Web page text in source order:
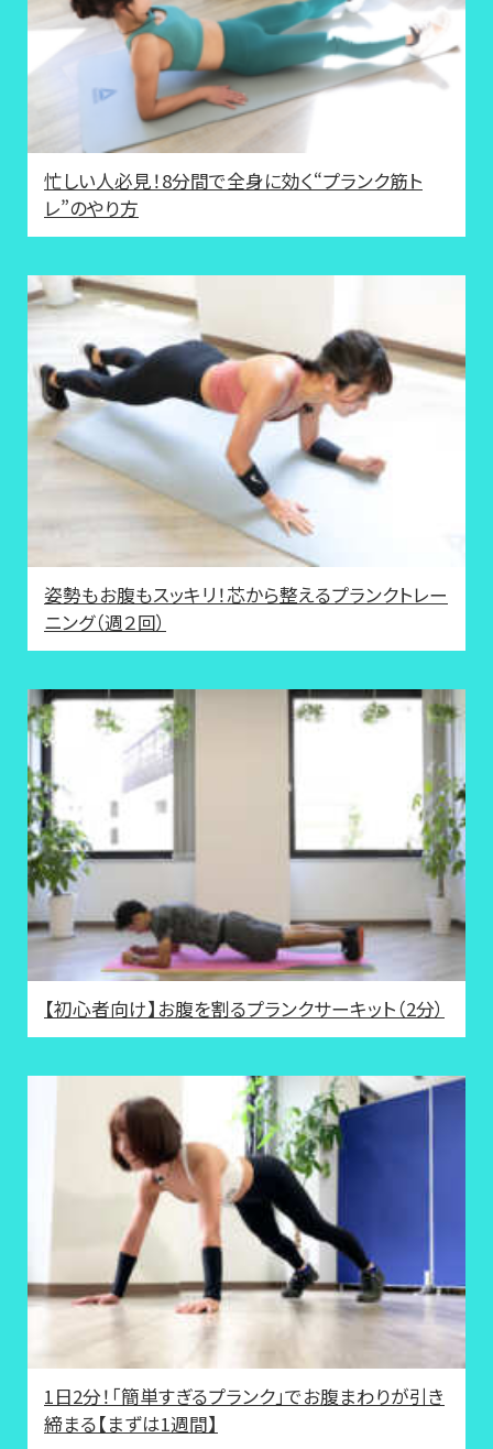
忙しい人必見！8分間で全身に効く“プランク筋ト
レ”のやり方
姿勢もお腹もスッキリ！芯から整えるプランクトレー
ニング（週２回）
【初心者向け】お腹を割るプランクサーキット（2分）
1日2分！「簡単すぎるプランク」でお腹まわりが引き
締まる【まずは1週間】